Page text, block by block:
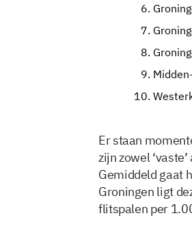
Er staan
zijn zowel
Gemiddeld gaat
Groningen ligt
flitspalen per